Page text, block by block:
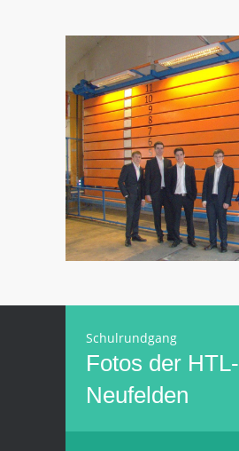
Schulrundgang
Fotos der HTL-
Neufelden